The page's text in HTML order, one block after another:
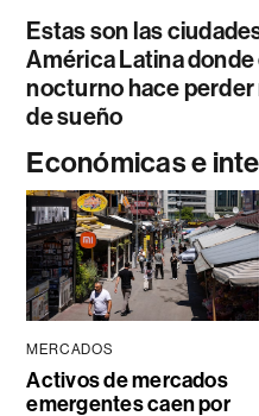
Estas son las
América Latina
nocturno hace perder
de sueño
Económicas e
MERCADOS
Activos de mercados
emergentes caen por